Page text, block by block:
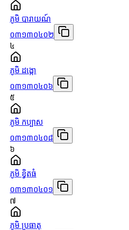
ភូមិ បារាយណ៍
០៣១៣០៤០២
៤
ភូមិ ដង្កោ
០៣១៣០៤០៦
៥
ភូមិ កប្បាស
០៣១៣០៤០៨
៦
ភូមិ ខ្វិតធំ
០៣១៣០៤០១
៧
ភូមិ ប្រធាតុ